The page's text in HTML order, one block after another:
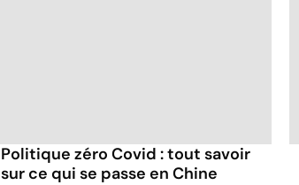
Politique zéro Covid : tout savoir
sur ce qui se passe en Chine